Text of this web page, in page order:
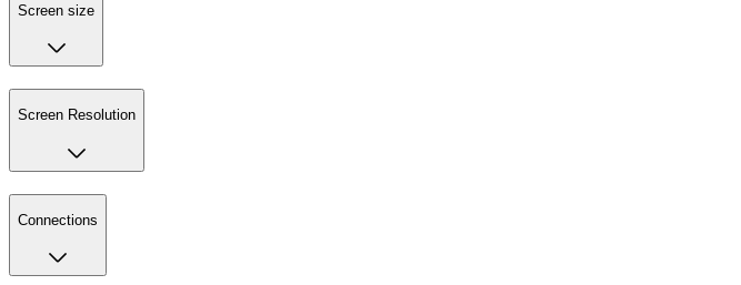
Screen size
Screen Resolution
Connections